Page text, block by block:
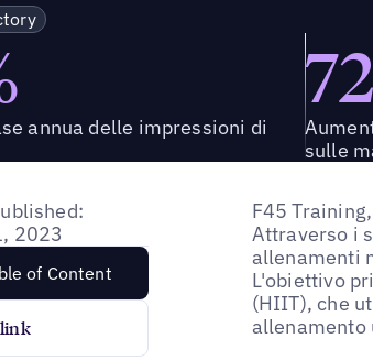
annua delle impressioni di
sulle
2023
of Content
F45
Attraverso i
allenamenti
L'obiettivo
(HIIT), che
allenamento